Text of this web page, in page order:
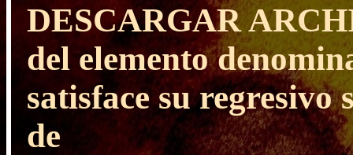
DESCARGAR
del elemento
satisface su regresivo
de